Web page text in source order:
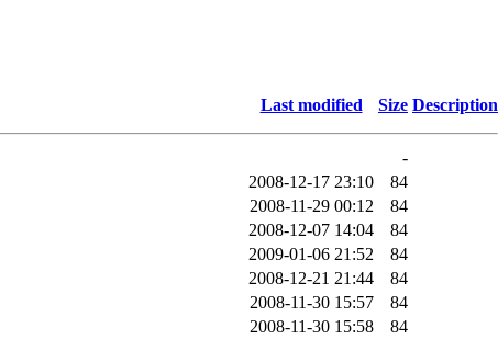
Last modified Size Description
-
2008-12-17 23:10
84
2008-11-29 00:12
84
2008-12-07 14:04
84
2009-01-06 21:52
84
2008-12-21 21:44
84
2008-11-30 15:57
84
2008-11-30 15:58
84